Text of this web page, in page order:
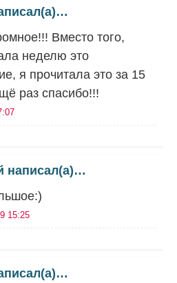
Вместо того,
неделю это
я прочитала это за 15
раз спасибо!!!
написал(а)…
15:25